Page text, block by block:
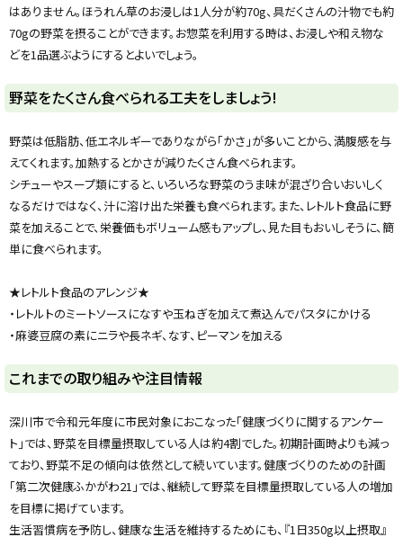
はありません。ほうれん草のお浸しは1人分が約70g、具だくさんの汁物でも約
70gの野菜を摂ることができます。お惣菜を利用する時は、お浸しや和え物な
どを1品選ぶようにするとよいでしょう。
ト
ッ
プ
に
戻
る
野菜をたくさん食べられる工夫をしましょう!
野菜は低脂肪、低エネルギーでありながら「かさ」が多いことから、満腹感を与
えてくれます。加熱するとかさが減りたくさん食べられます。
シチューやスープ類にすると、いろいろな野菜のうま味が混ざり合いおいしく
なるだけではなく、汁に溶け出た栄養も食べられます。また、レトルト食品に野
菜を加えることで、栄養価もボリューム感もアップし、見た目もおいしそうに、簡
単に食べられます。
★レトルト食品のアレンジ★
・レトルトのミートソースになすや玉ねぎを加えて煮込んでパスタにかける
・麻婆豆腐の素にニラや長ネギ、なす、ピーマンを加える
ト
ッ
プ
に
戻
る
これまでの取り組みや注目情報
深川市で令和元年度に市民対象におこなった「健康づくりに関するアンケー
ト」では、野菜を目標量摂取している人は約4割でした。初期計画時よりも減っ
ており、野菜不足の傾向は依然として続いています。健康づくりのための計画
「第二次健康ふかがわ21」では、継続して野菜を目標量摂取している人の増加
を目標に掲げています。
生活習慣病を予防し、健康な生活を維持するためにも、『1日350g以上摂取』